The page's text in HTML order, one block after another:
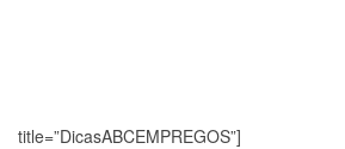
title=”DicasABCEMPREGOS”]